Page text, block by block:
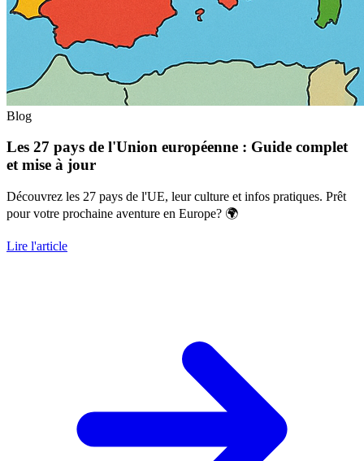
Blog
Les 27 pays de l'Union européenne : Guide complet
et mise à jour
Découvrez les 27 pays de l'UE, leur culture et infos pratiques. Prêt
pour votre prochaine aventure en Europe? 🌍
Lire l'article